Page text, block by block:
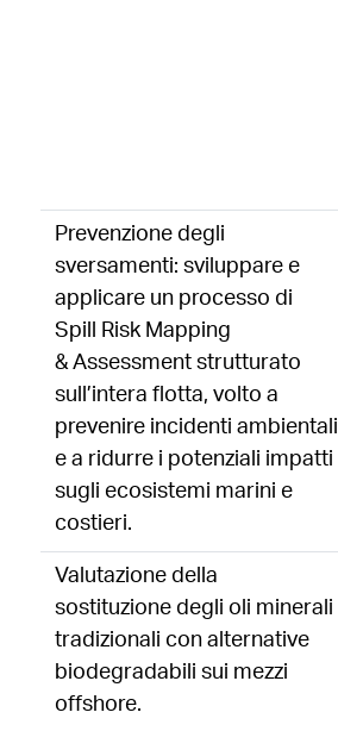
Prevenzione degli
sversamenti: sviluppare e
applicare un processo di
Spill Risk Mapping
& Assessment strutturato
sull’intera flotta, volto a
prevenire incidenti ambientali
e a ridurre i potenziali impatti
sugli ecosistemi marini e
costieri.
Valutazione della
sostituzione degli oli minerali
tradizionali con alternative
biodegradabili sui mezzi
offshore.